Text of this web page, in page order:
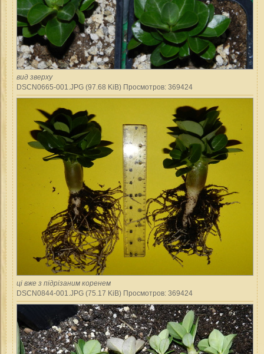
вид зверху
DSCN0665-001.JPG (97.68 KiB) Просмотров: 369424
ці вже з підрізаним коренем
DSCN0844-001.JPG (75.17 KiB) Просмотров: 369424